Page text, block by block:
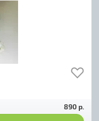
890 р.